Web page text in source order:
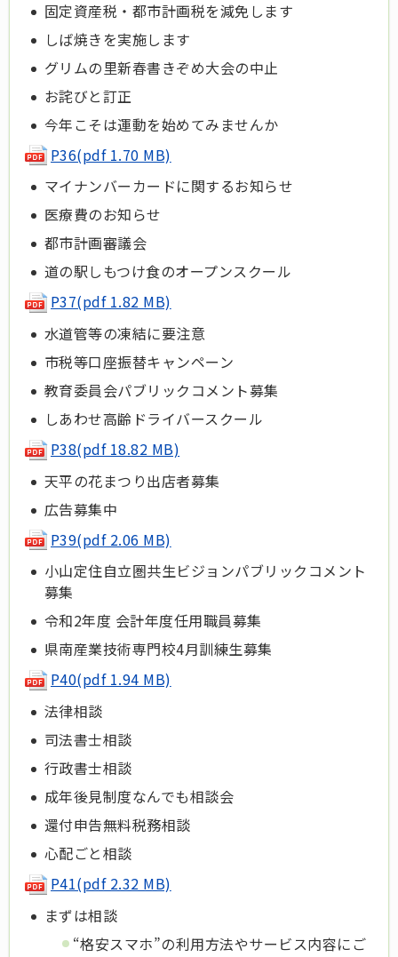
固定資産税・都市計画税を減免します
しば焼きを実施します
グリムの里新春書きぞめ大会の中止
お詫びと訂正
今年こそは運動を始めてみませんか
P36(pdf 1.70 MB)
マイナンバーカードに関するお知らせ
医療費のお知らせ
都市計画審議会
道の駅しもつけ食のオープンスクール
P37(pdf 1.82 MB)
水道管等の凍結に要注意
市税等口座振替キャンペーン
教育委員会パブリックコメント募集
しあわせ高齢ドライバースクール
P38(pdf 18.82 MB)
天平の花まつり出店者募集
広告募集中
P39(pdf 2.06 MB)
小山定住自立圏共生ビジョンパブリックコメント
募集
令和2年度 会計年度任用職員募集
県南産業技術専門校4月訓練生募集
P40(pdf 1.94 MB)
法律相談
司法書士相談
行政書士相談
成年後見制度なんでも相談会
還付申告無料税務相談
心配ごと相談
P41(pdf 2.32 MB)
まずは相談
“格安スマホ”の利用方法やサービス内容にご